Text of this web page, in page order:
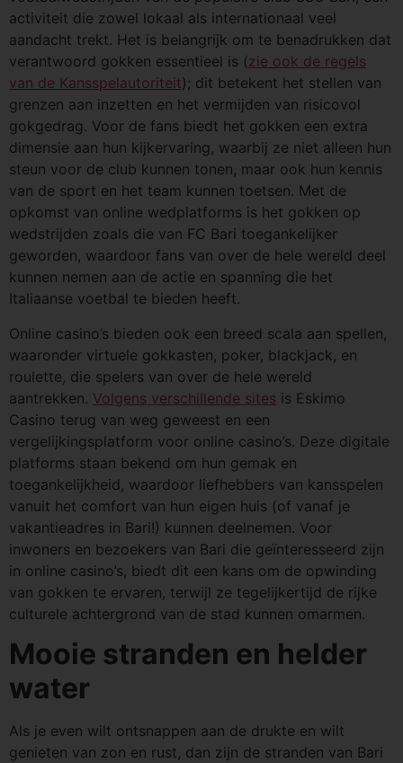
activiteit die zowel lokaal als internationaal veel
aandacht trekt. Het is belangrijk om te benadrukken dat
verantwoord gokken essentieel is (zie ook de regels
van de Kansspelautoriteit); dit betekent het stellen van
grenzen aan inzetten en het vermijden van risicovol
gokgedrag. Voor de fans biedt het gokken een extra
dimensie aan hun kijkervaring, waarbij ze niet alleen hun
steun voor de club kunnen tonen, maar ook hun kennis
van de sport en het team kunnen toetsen. Met de
opkomst van online wedplatforms is het gokken op
wedstrijden zoals die van FC Bari toegankelijker
geworden, waardoor fans van over de hele wereld deel
kunnen nemen aan de actie en spanning die het
Italiaanse voetbal te bieden heeft.
Online casino’s bieden ook een breed scala aan spellen,
waaronder virtuele gokkasten, poker, blackjack, en
roulette, die spelers van over de hele wereld
aantrekken. Volgens verschillende sites is Eskimo
Casino terug van weg geweest en een
vergelijkingsplatform voor online casino’s. Deze digitale
platforms staan bekend om hun gemak en
toegankelijkheid, waardoor liefhebbers van kansspelen
vanuit het comfort van hun eigen huis (of vanaf je
vakantieadres in Bari!) kunnen deelnemen. Voor
inwoners en bezoekers van Bari die geïnteresseerd zijn
in online casino’s, biedt dit een kans om de opwinding
van gokken te ervaren, terwijl ze tegelijkertijd de rijke
culturele achtergrond van de stad kunnen omarmen.
Mooie stranden en helder
water
Als je even wilt ontsnappen aan de drukte en wilt
genieten van zon en rust, dan zijn de stranden van Bari